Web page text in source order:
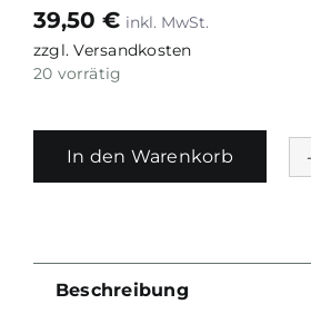
Munition
Optik
39,50 €
zzgl.Versandkosten
20 vorrätig
In den Warenkorb
Beschreibung